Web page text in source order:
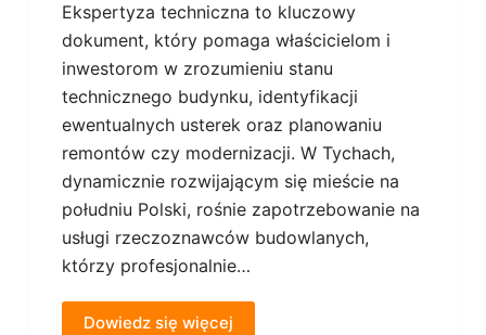
Ekspertyza techniczna to kluczowy
dokument, który pomaga właścicielom i
inwestorom w zrozumieniu stanu
technicznego budynku, identyfikacji
ewentualnych usterek oraz planowaniu
remontów czy modernizacji. W Tychach,
dynamicznie rozwijającym się mieście na
południu Polski, rośnie zapotrzebowanie na
usługi rzeczoznawców budowlanych,
którzy profesjonalnie…
Dowiedz się więcej